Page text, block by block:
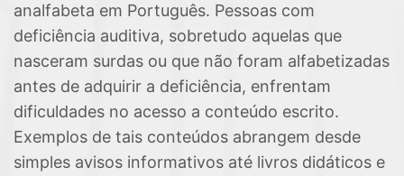
analfabeta em Português. Pessoas com
deficiência auditiva, sobretudo aquelas que
nasceram surdas ou que não foram alfabetizadas
antes de adquirir a deficiência, enfrentam
dificuldades no acesso a conteúdo escrito.
Exemplos de tais conteúdos abrangem desde
simples avisos informativos até livros didáticos e